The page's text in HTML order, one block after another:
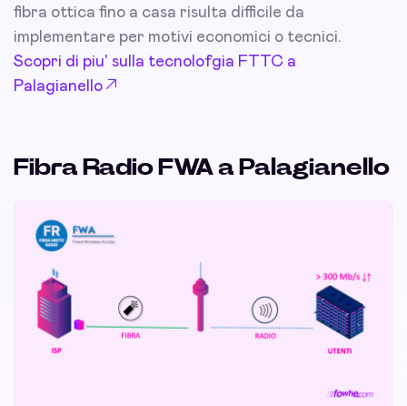
fibra ottica fino a casa risulta difficile da
implementare per motivi economici o tecnici.
Scopri di piu' sulla tecnolofgia FTTC a
Palagianello
Fibra Radio FWA a Palagianello